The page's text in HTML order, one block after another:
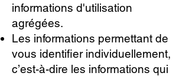
informations d'utilisation
agrégées.
Les informations permettant de
vous identifier individuellement,
c’est-à-dire les informations qui